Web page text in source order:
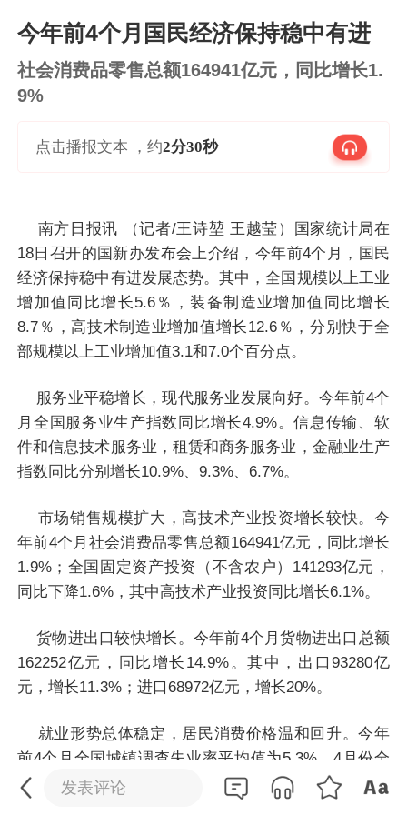
今年前4个月国民经济保持稳中有进
社会消费品零售总额164941亿元，同比增长1.
9%
点击播报文本 ，约2分30秒
南方日报讯 （记者/王诗堃 王越莹）国家统计局在
18日召开的国新办发布会上介绍，今年前4个月，国民
经济保持稳中有进发展态势。其中，全国规模以上工业
增加值同比增长5.6％，装备制造业增加值同比增长
8.7％，高技术制造业增加值增长12.6％，分别快于全
部规模以上工业增加值3.1和7.0个百分点。
服务业平稳增长，现代服务业发展向好。今年前4个
月全国服务业生产指数同比增长4.9%。信息传输、软
件和信息技术服务业，租赁和商务服务业，金融业生产
指数同比分别增长10.9%、9.3%、6.7%。
市场销售规模扩大，高技术产业投资增长较快。今
年前4个月社会消费品零售总额164941亿元，同比增长
1.9%；全国固定资产投资（不含农户）141293亿元，
同比下降1.6%，其中高技术产业投资同比增长6.1%。
货物进出口较快增长。今年前4个月货物进出口总额
162252亿元，同比增长14.9%。其中，出口93280亿
元，增长11.3%；进口68972亿元，增长20%。
就业形势总体稳定，居民消费价格温和回升。今年
前4个月全国城镇调查失业率平均值为5.3%，4月份全
国城镇调查失业率为5.2%，比上月下降0.2个百分点；
发表评论
0 /200
发送